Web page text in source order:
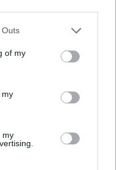
Outs
of my
my
my
Putin. ”Veți fi
pentru existența
personal”
Dan închide
URSS. Consulul